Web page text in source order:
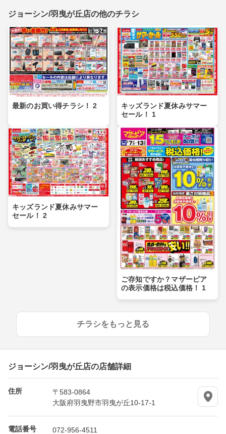
ジョーシン/羽曳が丘店の他のチラシ
最新のお買い得チラシ！ 2
キッズランド夏休みサマー
セール！ 1
キッズランド夏休みサマー
セール！ 2
ご存知ですか？マザーピア
の表示価格は税込価格！ 1
チラシをもっと見る
ジョーシン/羽曳が丘店の店舗詳細
住所
〒583-0864
大阪府羽曳野市羽曳が丘10-17-1
電話番号 072-956-4511